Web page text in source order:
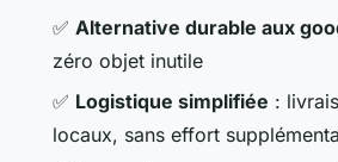
✅ Alternative durable aux
zéro objet inutile
✅ Logistique simplifiée :
locaux, sans effort